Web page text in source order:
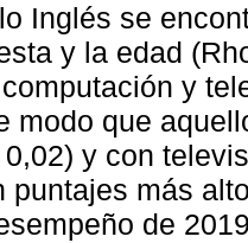
Inglés se
y la edad
y
modo que
y con
puntajes más
de